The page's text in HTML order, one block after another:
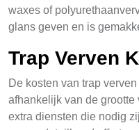
waxes of
glans geven en is
Trap Verven
De kosten van trap
afhankelijk van de grootte
extra diensten die nodig